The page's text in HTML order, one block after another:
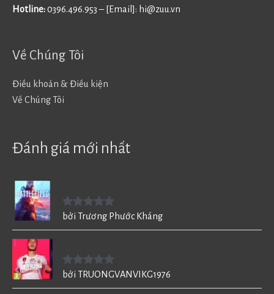
Hotline:0396.496.953 – [Email]: hi@zuu.vn
Về Chúng Tôi
Điều khoản & Điều kiện
Về Chúng Tôi
Đánh giá mới nhất
Được xếp
bởi Trương Phước Kháng
Được xếp
bởi TRUONGVANVIKG1976